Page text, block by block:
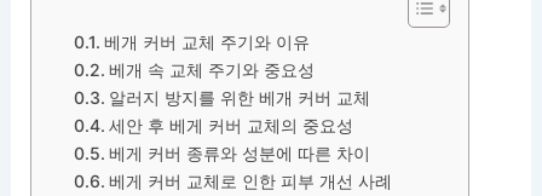
베개 커버 교체 주기와 이유
베개 속 교체 주기와 중요성
알러지 방지를 위한 베개 커버 교체
세안 후 베게 커버 교체의 중요성
베게 커버 종류와 성분에 따른 차이
베게 커버 교체로 인한 피부 개선 사례